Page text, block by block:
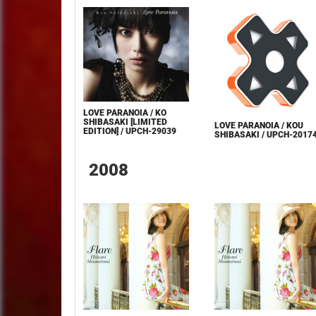
LOVE PARANOIA / KO
SHIBASAKI [LIMITED
EDITION] / UPCH-29039
LOVE PARANOIA / KOU
SHIBASAKI / UPCH-
2008